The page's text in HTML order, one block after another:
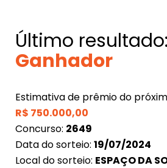
Último resultado:
Ganhador
Estimativa de prêmio do
R$ 750.000,00
Concurso: 2649
Data do sorteio: 19/07/2024
Local do sorteio: ESPAÇO DA